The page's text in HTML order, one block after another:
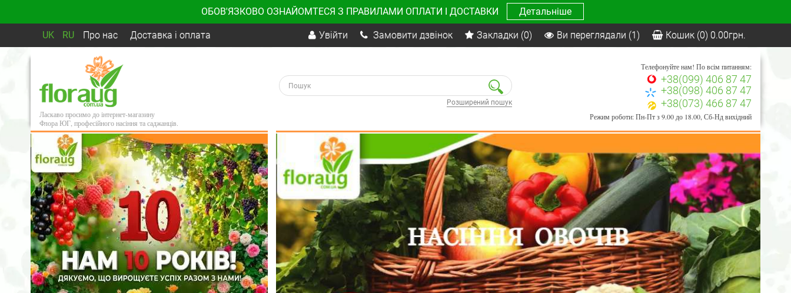
ОБОВ'ЯЗКОВО ОЗНАЙОМТЕСЯ З ПРАВИЛАМИ ОПЛАТИ І ДОСТАВКИ Детальніше
UK RU Про нас Доставка і оплата Увійти Замовити дзвінок Закладки (0) Ви переглядали (1) Кошик (0) 0.00грн.
Ласкаво просимо до інтернет-магазину
Флора ЮГ, професійного насіння та саджанців.
Розширений пошук
Телефонуйте нам! По всім питанням:
+38(099) 406 87 47
+38(098) 406 87 47
+38(073) 466 87 47
Режим роботи: Пн-Пт з 9.00 до 18.00, Сб-Нд вихідний